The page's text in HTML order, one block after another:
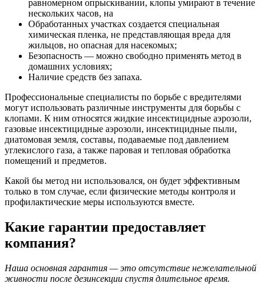
равномерном опрыскивании, клопы умирают в течение
нескольких часов, на
Обработанных участках создается специальная
химическая пленка, не представляющая вреда для
жильцов, но опасная для насекомых;
Безопасность — можно свободно применять метод в
домашних условиях;
Наличие средств без запаха.
Профессиональные специалисты по борьбе с вредителями
могут использовать различные инструменты для борьбы с
клопами. К ним относятся жидкие инсектицидные аэрозоли,
газовые инсектицидные аэрозоли, инсектицидные пыли,
диатомовая земля, составы, подаваемые под давлением
углекислого газа, а также паровая и тепловая обработка
помещений и предметов.
Какой бы метод ни использовался, он будет эффективным
только в том случае, если физические методы контроля и
профилактические меры используются вместе.
Какие гарантии предоставляет
компания?
Наша основная гарантия — это отсутствие нежелательной
живности после дезинсекции спустя длительное время.